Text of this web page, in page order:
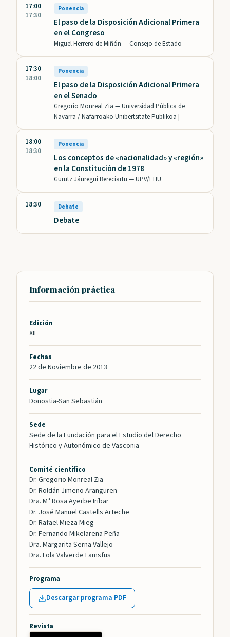
17:00
17:30
Ponencia
El paso de la Disposición Adicional Primera
en el Congreso
Miguel Herrero de Miñón —Consejo de Estado
17:30
18:00
Ponencia
El paso de la Disposición Adicional Primera
en el Senado
Gregorio Monreal Zia —Universidad Pública de
Navarra / Nafarroako Unibertsitate Publikoa |
18:00
18:30
Ponencia
Los conceptos de «nacionalidad» y «región»
en la Constitución de 1978
Gurutz Jáuregui Bereciartu —UPV/EHU
18:30 Debate
Debate
Información práctica
Edición
XII
Fechas
22 de Noviembre de 2013
Lugar
Donostia-San Sebastián
Sede
Sede de la Fundación para el Estudio del Derecho
Histórico y Autonómico de Vasconia
Comité científico
Dr. Gregorio Monreal Zia
Dr. Roldán Jimeno Aranguren
Dra. Mª Rosa Ayerbe Iríbar
Dr. José Manuel Castells Arteche
Dr. Rafael Mieza Mieg
Dr. Fernando Mikelarena Peña
Dra. Margarita Serna Vallejo
Dra. Lola Valverde Lamsfus
Programa
Descargar programa PDF
Revista